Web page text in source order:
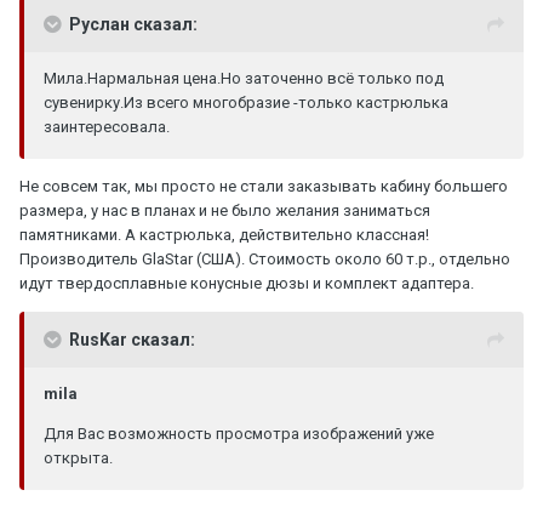
Руслан сказал:
Мила.Нармальная цена.Но заточенно всё только под
сувенирку.Из всего многобразие -только кастрюлька
заинтересовала.
Не совсем так, мы просто не стали заказывать кабину большего
размера, у нас в планах и не было желания заниматься
памятниками. А кастрюлька, действительно классная!
Производитель GlaStar (США). Стоимость около 60 т.р., отдельно
идут твердосплавные конусные дюзы и комплект адаптера.
RusKar сказал:
mila
Для Вас возможность просмотра изображений уже
открыта.